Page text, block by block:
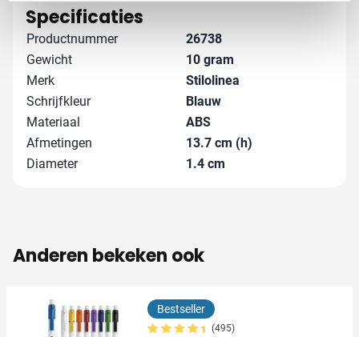
Specificaties
Productnummer
26738
Gewicht
10 gram
Merk
Stilolinea
Schrijfkleur
Blauw
Materiaal
ABS
Afmetingen
13.7 cm (h)
Diameter
1.4 cm
Anderen bekeken ook
Bestseller
(495)